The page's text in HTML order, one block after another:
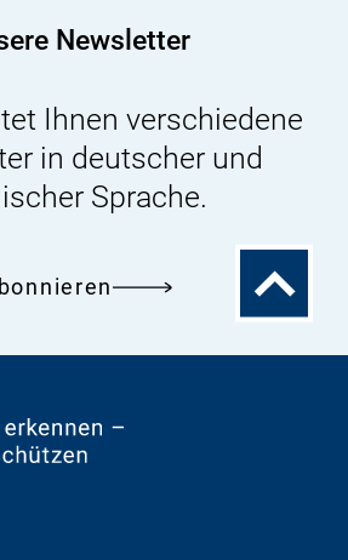
Newsletter
Ihnen verschiedene
in deutscher und
Sprache.
Zum